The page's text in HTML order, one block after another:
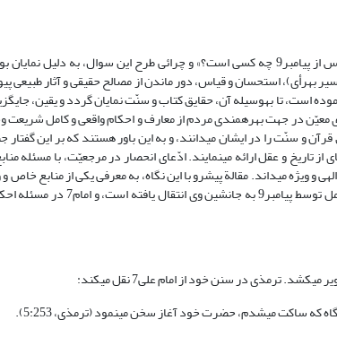
اهمیت پاسخِ صحیح به این پرسش که: «منبع دریافت احکام و قوانین الهی پس از پیامبر9 چه کسی است؟» و چرائی
استحسان و قیاس، دور ماندن از مصالح حقیقی و آثار طبیعی
نبوی9، راهی بدون خطا تعیین فرموده است، تا به‏وسیله آن، حقایق کتاب و سنّت نمایان گردد و
نشانه‏هائی از انتقال کامل و دقیق دانش عظیم پیامبر9 به افرادی معیّن در جهت بهره‏مندی مردم از معارف و
و سنّت را در ایشان می‏دانند، و به این باور هستند که بر این
تاریخ و عقل ارائه می‏نمایند. ادّعای انحصار در مرجعیّت، با مسئله
ویژه می‏داند. مقالة پیش‏رو با این نگاه، به معرفی یکی از منابع خاص
در صدد است تا نشان دهد که دانش احکام حلال و